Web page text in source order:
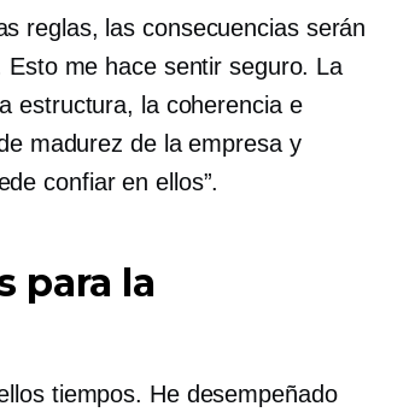
reglas, las consecuencias serán
me hace sentir seguro. La
estructura, la coherencia e
madurez de la empresa y
confiar en ellos”.
para la
tiempos. He desempeñado